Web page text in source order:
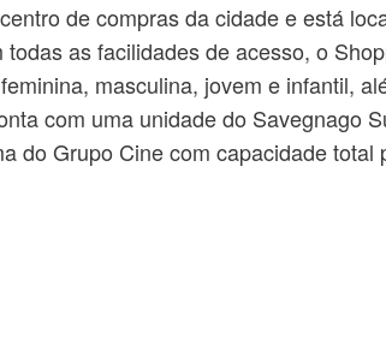
de compras da cidade e está
as facilidades de acesso, o
masculina, jovem e infantil,
com uma unidade do Savegnago
do Grupo Cine com capacidade